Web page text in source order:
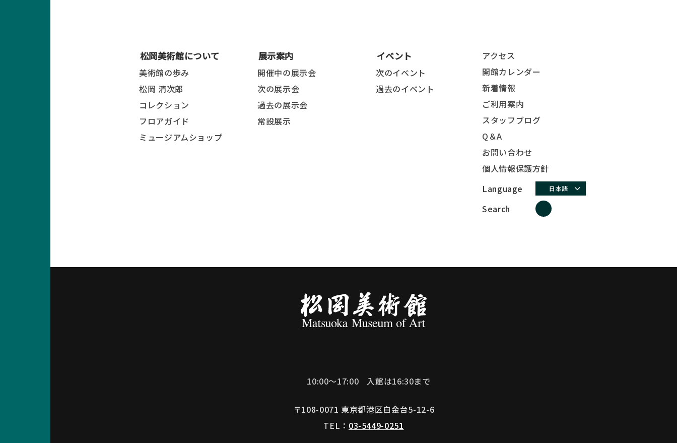
松岡美術館について
美術館の歩み
松岡 清次郎
コレクション
フロアガイド
ミュージアムショップ
展示案内
開催中の展示会
次の展示会
過去の展示会
常設展示
イベント
次のイベント
過去のイベント
アクセス
開館カレンダー
新着情報
ご利用案内
スタッフブログ
Q＆A
お問い合わせ
個人情報保護方針
Language
日本語
Search
10:00～17:00 入館は16:30まで
〒108-0071 東京都港区白金台5-12-6
TEL： 03-5449-0251